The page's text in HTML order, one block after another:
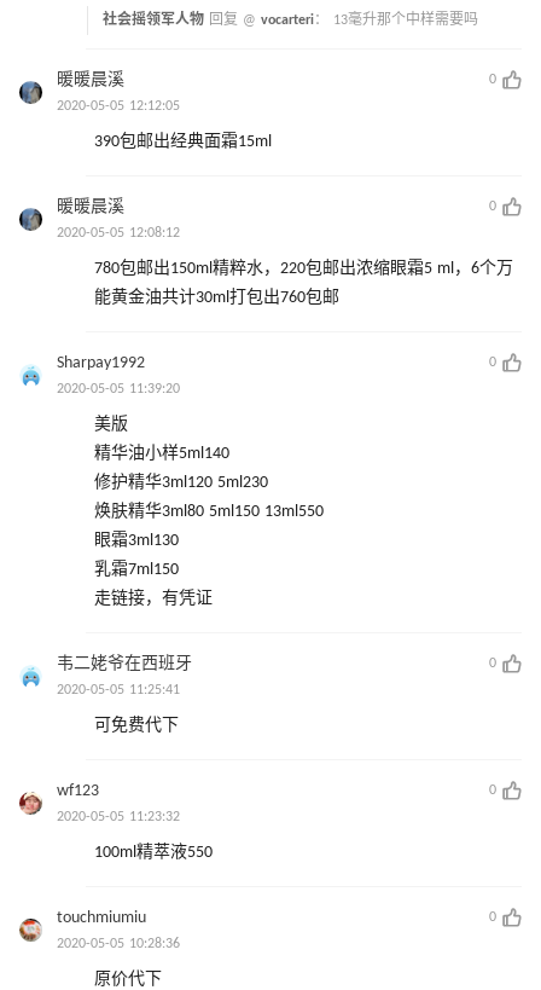
社会摇领军人物 回复 @ vocarteri： 13毫升那个中样需要吗
暖暖晨溪
0
2020-05-05 12:12:05
390包邮出经典面霜15ml
暖暖晨溪
0
2020-05-05 12:08:12
780包邮出150ml精粹水，220包邮出浓缩眼霜5 ml，6个万
能黄金油共计30ml打包出760包邮
Sharpay1992
0
2020-05-05 11:39:20
美版
精华油小样5ml140
修护精华3ml120 5ml230
焕肤精华3ml80 5ml150 13ml550
眼霜3ml130
乳霜7ml150
走链接，有凭证
韦二姥爷在西班牙
0
2020-05-05 11:25:41
可免费代下
wf123
0
2020-05-05 11:23:32
100ml精萃液550
touchmiumiu
0
2020-05-05 10:28:36
原价代下